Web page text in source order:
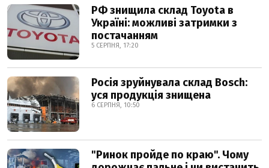
РФ знищила склад Toyota в
Україні: можливі затримки з
постачанням
5 СЕРПНЯ, 17:20
Росія зруйнувала склад Bosch:
уся продукція знищена
6 СЕРПНЯ, 10:50
"Ринок пройде по краю". Чому